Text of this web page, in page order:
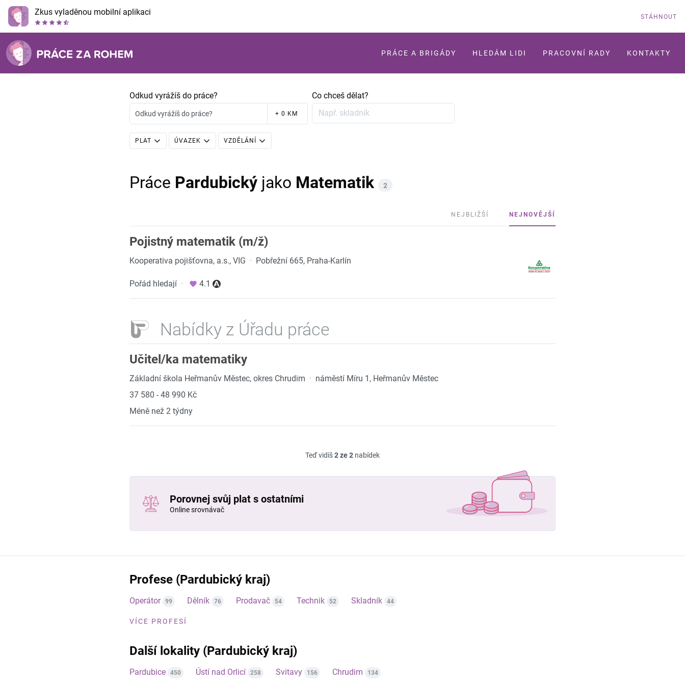
Zkus vyladěnou mobilní aplikaci STÁHNOUT
PRÁCE A BRIGÁDY HLEDÁM LIDI PRACOVNÍ RADY KONTAKTY
Odkud vyrážíš do práce?
Odkud vyrážíš do práce? + 0 KM
Co chceš dělat?
PLAT ÚVAZEK VZDĚLÁNÍ
Práce Pardubický jako Matematik 2
NEJBLIŽŠÍ NEJNOVĚJŠÍ
Pojistný matematik (m/ž)
Kooperativa pojišťovna, a.s., VIG · Pobřežní 665, Praha-Karlín
Pořád hledají · 4.1
Nabídky z Úřadu práce
Učitel/ka matematiky
Základní škola Heřmanův Městec, okres Chrudim · náměstí Míru 1, Heřmanův Městec
37 580 - 48 990 Kč
Méně než 2 týdny
Teď vidíš2 ze 2 nabídek
Porovnej svůj plat s ostatními
Online srovnávač
Profese (Pardubický kraj)
Operátor 99 Dělník 76 Prodavač 54 Technik 52 Skladník 44
VÍCE PROFESÍ
Další lokality (Pardubický kraj)
Pardubice 450 Ústí nad Orlicí 258 Svitavy 156 Chrudim 134